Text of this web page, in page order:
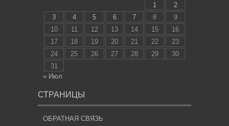
1
2
3
4 5 6 7 8
9
10
11 12 13 14 15
16
17
18 19 20 21 22
23
24
25 26 27 28 29
30
31
« Июл
СТРАНИЦЫ
ОБРАТНАЯ СВЯЗЬ